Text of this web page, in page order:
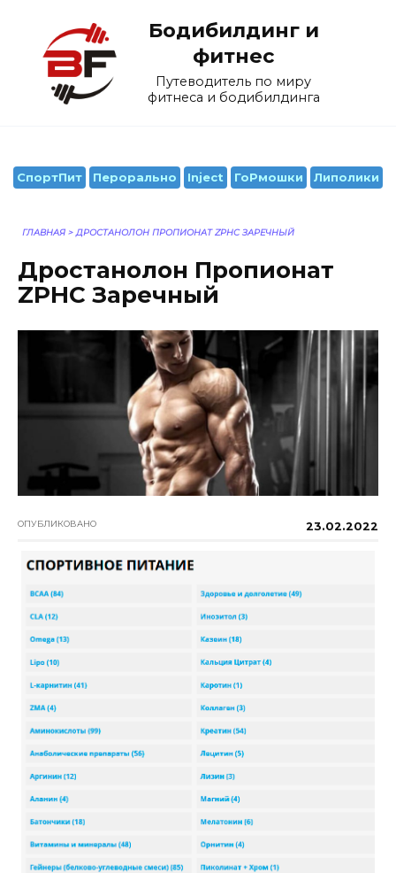
содержанию
Бодибилдинг и
фитнес
Путеводитель по миру
фитнеса и бодибилдинга
СпортПит Перорально Inject ГоРмошки Липолики
ГЛАВНАЯ > ДРОСТАНОЛОН ПРОПИОНАТ ZPHC ЗАРЕЧНЫЙ
Дростанолон Пропионат
ZPHC Заречный
ОПУБЛИКОВАНО 23.02.2022